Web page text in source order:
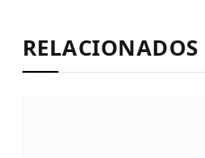
RELACIONADOS